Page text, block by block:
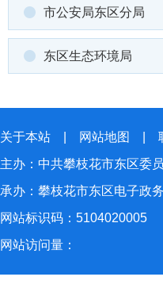
市公安局东区分局
东区生态环境局
关于本站 网站地图
主办：中共攀枝花市东区
承办：攀枝花市东区电子
网站标识码：
网站访问量：